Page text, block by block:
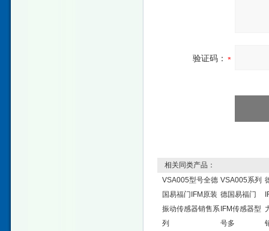
验证码：
相关同类产品：
VSA005型号全德
国易福门IFM原装
振动传感器销售系
列
VSA005系列
德国易福门
IFM传感器型
号多